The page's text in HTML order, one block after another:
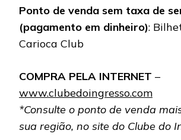
Ponto de venda sem taxa de
(pagamento em dinheiro):
Carioca Club
COMPRA PELA INTERNET –
www.clubedoingresso.com
*Consulte o ponto de venda
sua região, no site do Clube do